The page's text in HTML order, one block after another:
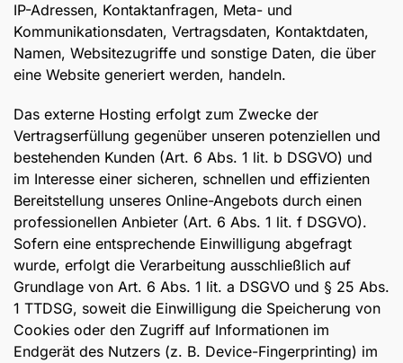
IP-Adressen, Kontaktanfragen, Meta- und
Kommunikationsdaten, Vertragsdaten, Kontaktdaten,
Namen, Websitezugriffe und sonstige Daten, die über
eine Website generiert werden, handeln.
Das externe Hosting erfolgt zum Zwecke der
Vertragserfüllung gegenüber unseren potenziellen und
bestehenden Kunden (Art. 6 Abs. 1 lit. b DSGVO) und
im Interesse einer sicheren, schnellen und effizienten
Bereitstellung unseres Online-Angebots durch einen
professionellen Anbieter (Art. 6 Abs. 1 lit. f DSGVO).
Sofern eine entsprechende Einwilligung abgefragt
wurde, erfolgt die Verarbeitung ausschließlich auf
Grundlage von Art. 6 Abs. 1 lit. a DSGVO und § 25 Abs.
1 TTDSG, soweit die Einwilligung die Speicherung von
Cookies oder den Zugriff auf Informationen im
Endgerät des Nutzers (z. B. Device-Fingerprinting) im